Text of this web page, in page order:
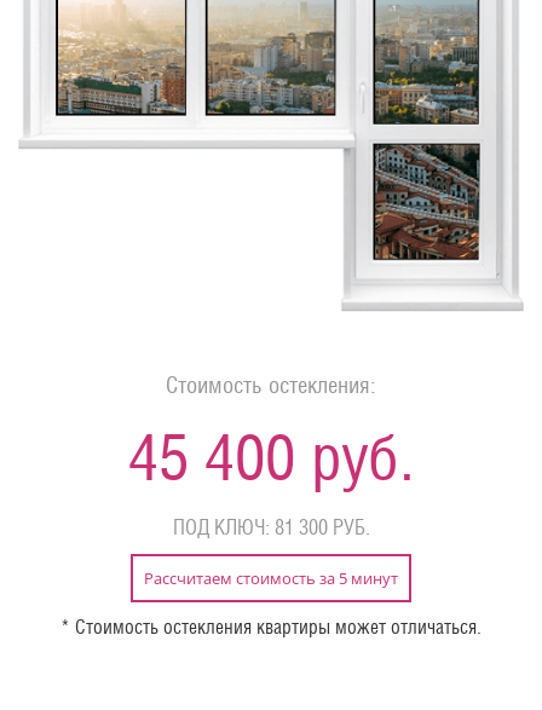
Стоимость остекления:
45 400 руб.
ПОД КЛЮЧ: 81 300 РУБ.
Рассчитаем стоимость за 5 минут
* Стоимость остекления квартиры может отличаться.